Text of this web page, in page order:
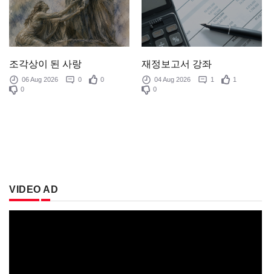
조각상이 된 사랑
06 Aug 2026 0
0
0
재정보고서 강좌
04 Aug 2026 1
1
0
VIDEO AD